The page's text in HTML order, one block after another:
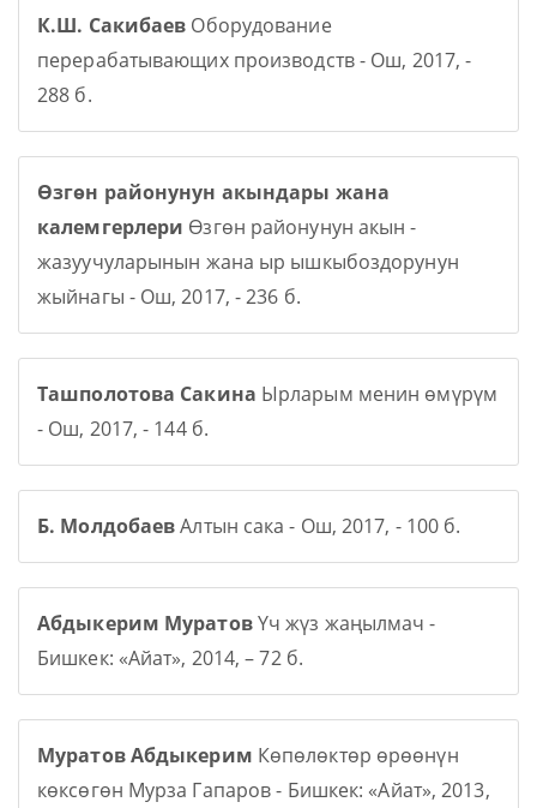
К.Ш. Сакибаев Оборудование
перерабатывающих производств - Ош, 2017, -
288 б.
Өзгөн районунун акындары жана
калемгерлери Өзгөн районунун акын -
жазуучуларынын жана ыр ышкыбоздорунун
жыйнагы - Ош, 2017, - 236 б.
Ташполотова Сакина Ырларым менин өмүрүм
- Ош, 2017, - 144 б.
Б. МолдобаевАлтын сака - Ош, 2017, - 100 б.
Абдыкерим МуратовҮч жүз жаңылмач -
Бишкек: «Айат», 2014, – 72 б.
Муратов Абдыкерим Көпөлөктөр өрөөнүн
көксөгөн Мурза Гапаров - Бишкек: «Айат», 2013,